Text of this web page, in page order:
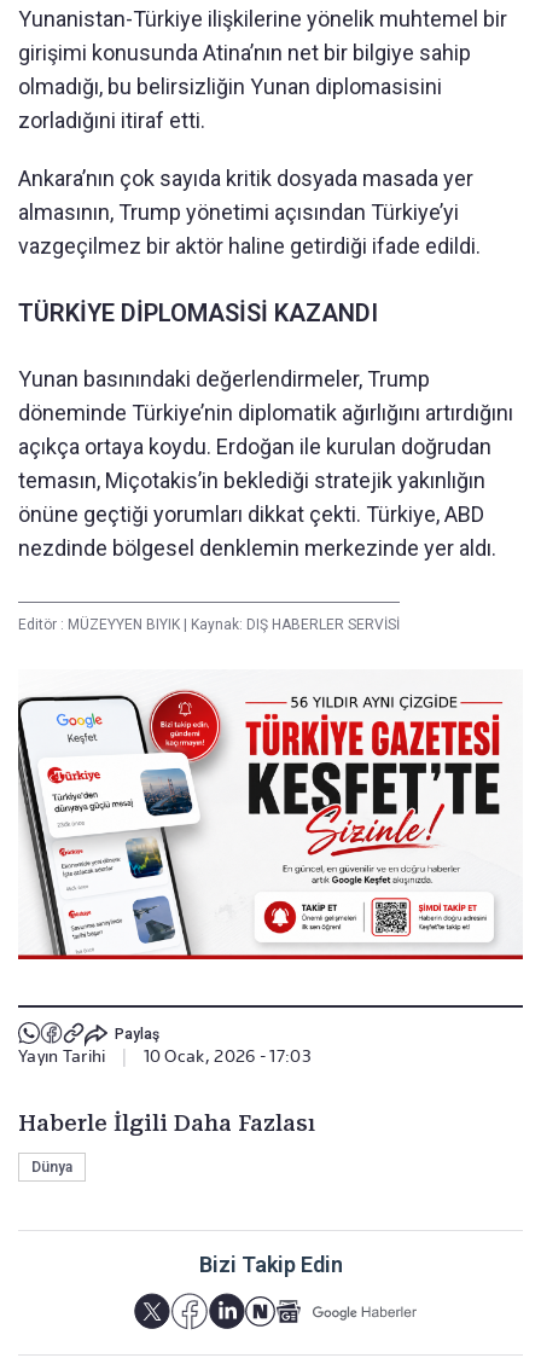
Yunanistan-Türkiye ilişkilerine yönelik muhtemel bir
girişimi konusunda Atina’nın net bir bilgiye sahip
olmadığı, bu belirsizliğin Yunan diplomasisini
zorladığıni itiraf etti.
Ankara’nın çok sayıda kritik dosyada masada yer
almasının, Trump yönetimi açısından Türkiye’yi
vazgeçilmez bir aktör haline getirdiği ifade edildi.
TÜRKİYE DİPLOMASİSİ KAZANDI
Yunan basınındaki değerlendirmeler, Trump
döneminde Türkiye’nin diplomatik ağırlığını artırdığını
açıkça ortaya koydu. Erdoğan ile kurulan doğrudan
temasın, Miçotakis’in beklediği stratejik yakınlığın
önüne geçtiği yorumları dikkat çekti. Türkiye, ABD
nezdinde bölgesel denklemin merkezinde yer aldı.
Editör : MÜZEYYEN BIYIK Kaynak: DIŞ HABERLER SERVİSİ
Paylaş
Yayın Tarihi 10 Ocak, 2026 - 17:03
Haberle İlgili Daha Fazlası
Dünya
Bizi Takip Edin